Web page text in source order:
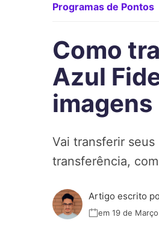
Programas de Pontos
Como
Azul
imagens
Vai transferir
transferência,
Artigo escrito
em 19 de